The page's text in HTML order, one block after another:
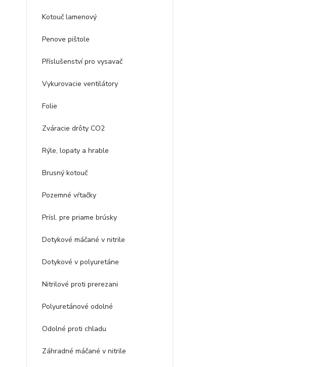
Kotouč lamenový
Penove pištole
Příslušenství pro vysavač
Vykurovacie ventilátory
Folie
Zváracie drôty CO2
Rýle, lopaty a hrable
Brusný kotouč
Pozemné vŕtačky
Prísl. pre priame brúsky
Dotykové máčané v nitrile
Dotykové v polyuretáne
Nitrilové proti prerezani
Polyuretánové odolné
Odolné proti chladu
Záhradné máčané v nitrile